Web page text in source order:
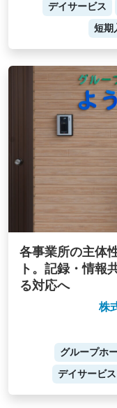
デイサービス
短期
各事業所の主体
ト。記録・情報
る対応へ
株
グループホ
デイサービス